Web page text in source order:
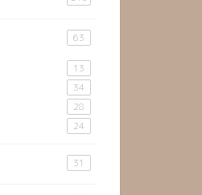
63
13
34
28
24
31